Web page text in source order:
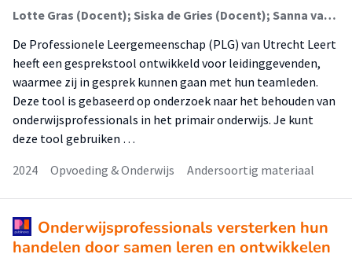
Lotte Gras (Docent); Siska de Gries (Docent); Sanna van der Heijden (Docent); Brechtje Poldermans (Docent); Iris de Rooij (Docent); Bente Rademaker (Docent); Angela de Jong (Onderzoeker); Maaike Koopman (Onderzoeker)
De Professionele Leergemeenschap (PLG) van Utrecht Leert
heeft een gesprekstool ontwikkeld voor leidinggevenden,
waarmee zij in gesprek kunnen gaan met hun teamleden.
Deze tool is gebaseerd op onderzoek naar het behouden van
onderwijsprofessionals in het primair onderwijs. Je kunt
deze tool gebruiken …
2024
Opvoeding & Onderwijs Andersoortig materiaal
Onderwijsprofessionals versterken hun
handelen door samen leren en ontwikkelen